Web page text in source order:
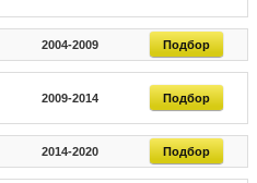
2004-2009 Подбор
2009-2014 Подбор
2014-2020 Подбор